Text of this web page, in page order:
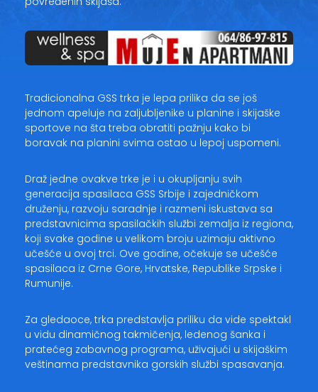
Tradicionalna GSS trka je lepa prilika da se još
jednom apeluje na zaljubljenike u planine i skijaške
sportove na šta treba obratiti pažnju kako bi
boravak na planini svima ostao u lepoj uspomeni.
Draž jedne ovakve trke je i u okupljanju svih
generacija spasilaca GSS Srbije i zajedničkom
druženju, razvoju saradnje i razmeni iskustava sa
predstavnicima spasilačkih službi zemalja iz regiona,
koji svake godine u velikom broju uzimaju aktivno
učešće u ovoj trci. Ove godine, očekuje se učešće
spasilaca iz Crne Gore, Hrvatske, Republike Srpske i
Rumunije.
Za gledaoce, trka predstavlja priliku da vide spektakl
u vidu dinamičnog takmičenja, ledenog šanka i
pratećeg zabavnog programa, uživajući u skijaškim
veštinama predstavnika gorskih službi spasavanja.